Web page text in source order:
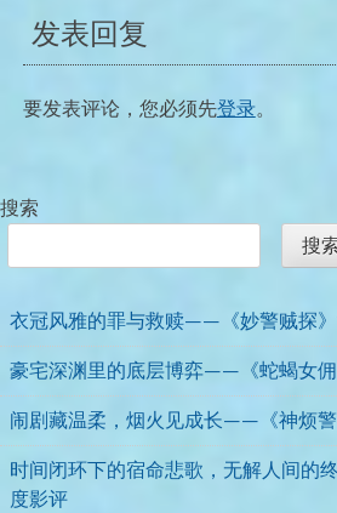
航
发表回复
要发表评论，您必须先登录。
搜索
搜
衣冠风雅的罪与救赎——《妙警贼探
豪宅深渊里的底层博弈——《蛇蝎女
闹剧藏温柔，烟火见成长——《神烦
时间闭环下的宿命悲歌，无解人间
度影评